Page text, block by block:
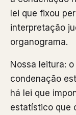
lei que fixou
interpretação
organograma.
Nossa leitura:
condenação
há lei que
estatístico que